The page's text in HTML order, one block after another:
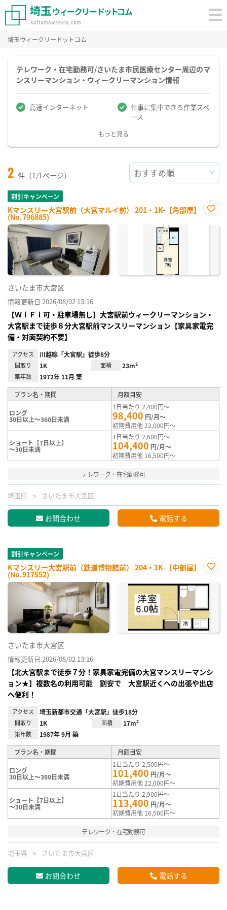
埼玉ウィークリードットコム
テレワーク・在宅勤務可/さいたま市民医療センター周辺のマ
ンスリーマンション・ウィークリーマンション情報
高速インターネット
仕事に集中できる作業スペ
ース
もっと見る
2 件（1/1ページ）
割引キャンペーン
Kマンスリー大宮駅前（大宮マルイ前） 201・1K-【角部屋】
(No.796885)
に入
さいたま市大宮区
情報更新日 2026/08/02 13:16
【ＷｉＦｉ可・駐車場無し】大宮駅前ウィークリーマンション・
大宮駅まで徒歩８分大宮駅前マンスリーマンション【家具家電完
備・対面契約不要】
アクセス 川越線「大宮駅」徒歩8分
間取り 1K 面積 23m²
築年数 1972年 11月 築
プラン名・期間 月額目安
ロング
30日以上～360日未満
1日当たり 2,400円～
98,400 円/月～
初期費用他 22,000円～
ショート【7日以上】
～30日未満
1日当たり 2,600円～
104,400 円/月～
初期費用他 16,500円～
テレワーク・在宅勤務可
埼玉県 さいたま市大宮区
お問合わせ 電話する
割引キャンペーン
Kマンスリー大宮駅前（鉄道博物館前） 204・1K-【中部屋】
(No.917552)
に入
録
さいたま市大宮区
情報更新日 2026/08/02 13:16
【北大宮駅まで徒歩７分！家具家電完備の大宮マンスリーマンシ
ョン★】複数名の利用可能 割安で 大宮駅近くへの出張や出店
へ便利！
アクセス 埼玉新都市交通「大宮駅」徒歩18分
間取り 1K 面積 17m²
築年数 1987年 9月 築
プラン名・期間 月額目安
ロング
30日以上～360日未満
1日当たり 2,500円～
101,400 円/月～
初期費用他 22,000円～
ショート【7日以上】
～30日未満
1日当たり 2,900円～
113,400 円/月～
初期費用他 16,500円～
テレワーク・在宅勤務可
埼玉県 さいたま市大宮区
お問合わせ 電話する